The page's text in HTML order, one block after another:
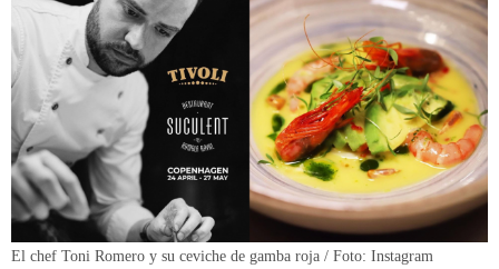
El chef Toni Romero y su ceviche de gamba roja / Foto: Instagram